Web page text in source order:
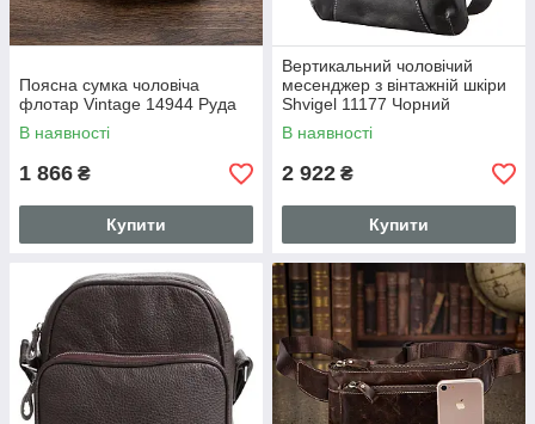
Поясна cумка чоловіча
флотар Vintage 14944 Руда
В наявності
1 866 ₴
Купити
Вертикальний чоловічий
месенджер з вінтажній шкіри
Shvigel 11177 Чорний
В наявності
2 922 ₴
Купити